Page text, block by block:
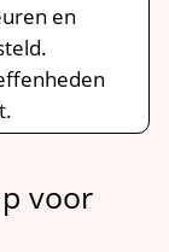
en
voor